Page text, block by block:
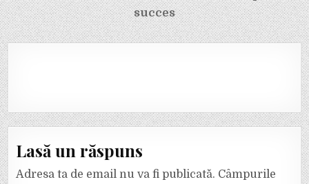
succes
Lasă un răspuns
Adresa ta de email nu va fi publicată. Câmpurile